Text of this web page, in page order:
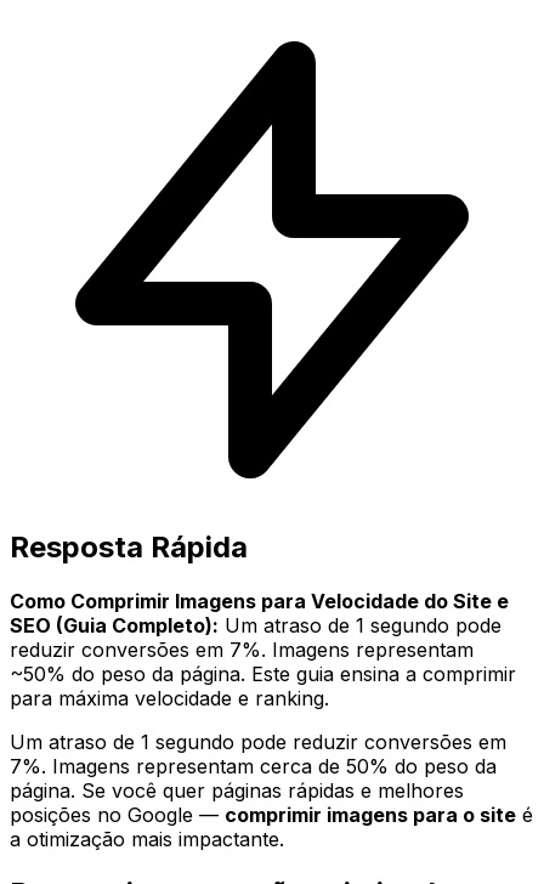
Resposta Rápida
Como Comprimir Imagens para Velocidade do Site e
SEO (Guia Completo): Um atraso de 1 segundo pode
reduzir conversões em 7%. Imagens representam
~50% do peso da página. Este guia ensina a comprimir
para máxima velocidade e ranking.
Um atraso de 1 segundo pode reduzir conversões em
7%. Imagens representam cerca de 50% do peso da
página. Se você quer páginas rápidas e melhores
posições no Google — comprimir imagens para o site é
a otimização mais impactante.